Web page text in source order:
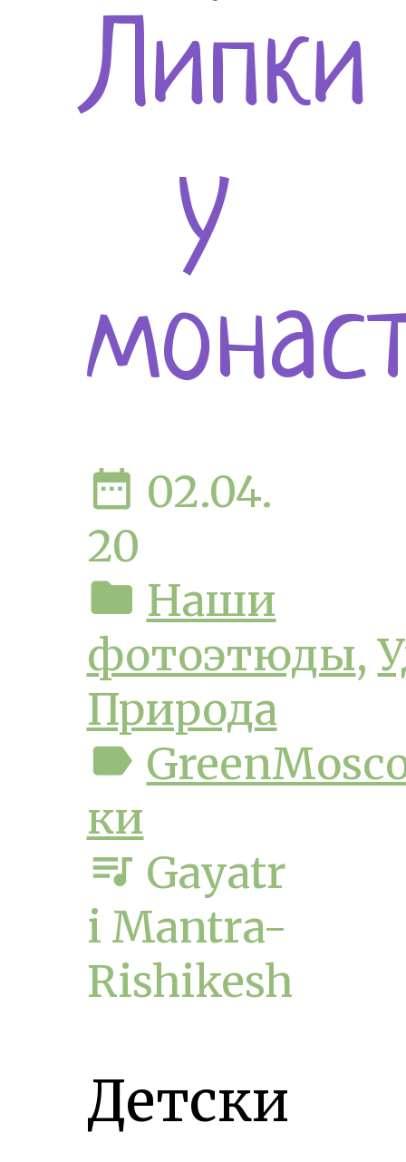
Липки
у
date_range 02.04.
20
folder Наши
фотоэтюды,
Природа
label
ки
queue_music Gayatr
i Mantra-
Rishikesh
Детски